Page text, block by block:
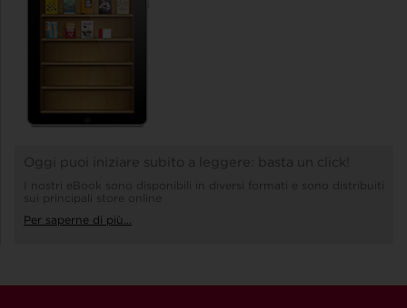
Oggi puoi iniziare subito a leggere: basta un click!
I nostri eBook sono disponibili in diversi formati e sono distribuiti
sui principali store online
Per saperne di più...